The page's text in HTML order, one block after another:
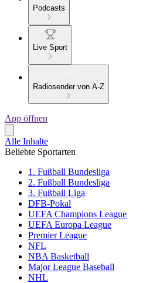
Podcasts
Live Sport
Radiosender von A-Z
App öffnen
Alle Inhalte
Beliebte Sportarten
1. Fußball Bundesliga
2. Fußball Bundesliga
3. Fußball Liga
DFB-Pokal
UEFA Champions League
UEFA Europa League
Premier League
NFL
NBA Basketball
Major League Baseball
NHL